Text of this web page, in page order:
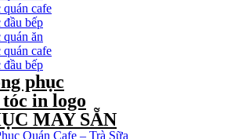
cafe
bếp
ăn
cafe
bếp
phục
in logo
MAY SẴN
Quán Cafe – Trà Sữa